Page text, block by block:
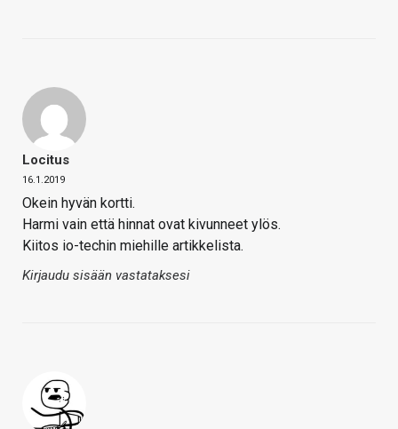
Locitus
16.1.2019
Okein hyvän kortti.
Harmi vain että hinnat ovat kivunneet ylös.
Kiitos io-techin miehille artikkelista.
Kirjaudu sisään vastataksesi